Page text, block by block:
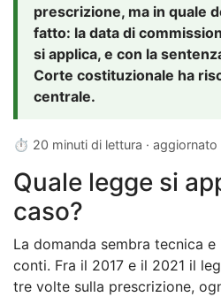
prescrizione, ma in quale
fatto: la data di
si applica, e con la
Corte costituzionale ha
centrale.
⏱ 20 minuti di lettura · aggiornato
Quale legge si
caso?
La domanda sembra tecnica
conti. Fra il 2017 e il 2021 il
tre volte sulla prescrizione,